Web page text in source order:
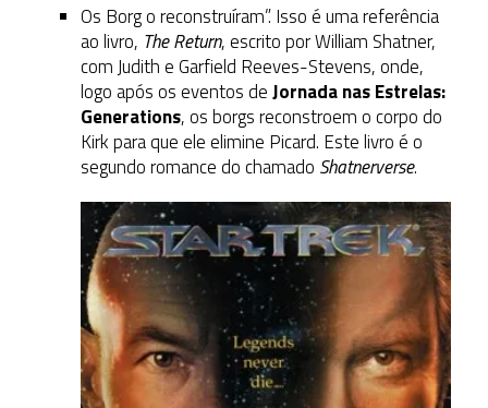
Os Borg o reconstruíram”. Isso é uma referência
ao livro, The Return, escrito por William Shatner,
com Judith e Garfield Reeves-Stevens, onde,
logo após os eventos deJornada nas Estrelas:
Generations, os borgs reconstroem o corpo do
Kirk para que ele elimine Picard. Este livro é o
segundo romance do chamado Shatnerverse.